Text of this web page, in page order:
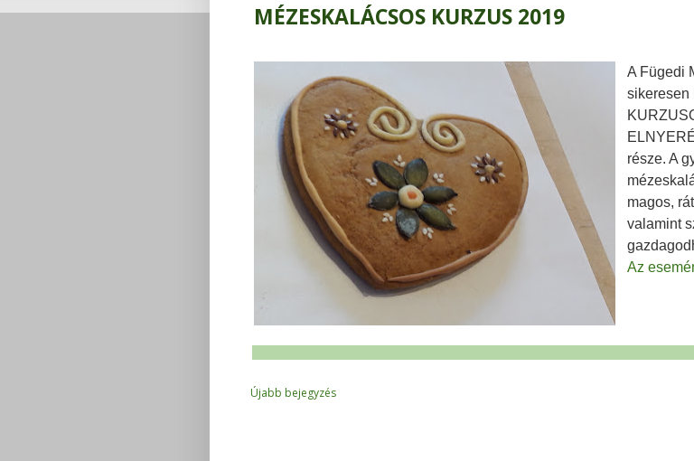
MÉZESKALÁCSOS KURZUS 2019
A Fügedi
sikeresen
része. A
magos,
valamint
Az
Újabb bejegyzés